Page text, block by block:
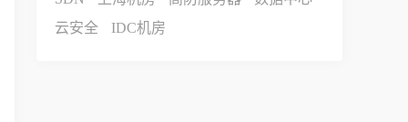
云安全
IDC机房